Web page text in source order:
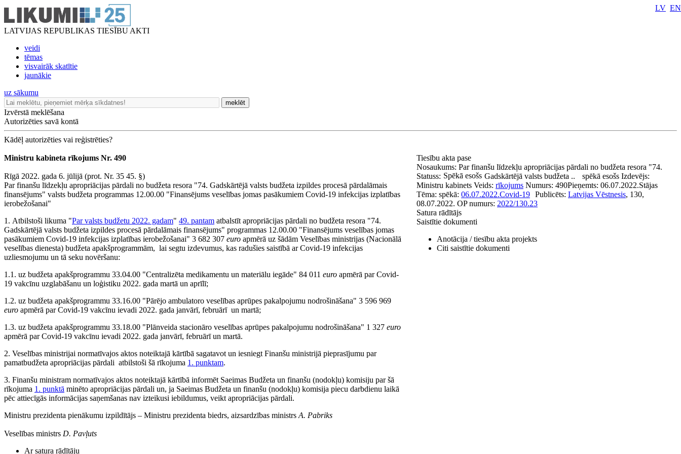
LATVIJAS REPUBLIKAS TIESĪBU AKTI
veidi
tēmas
visvairāk skatītie
jaunākie
LV EN
uz sākumu
meklēt
Izvērstā meklēšana
Autorizēties savā kontā
Kādēļ autorizēties vai reģistrēties?
Ministru kabineta rīkojums Nr. 490
Rīgā 2022. gada 6. jūlijā (prot. Nr. 35 45. §)
Par finanšu līdzekļu apropriācijas pārdali no budžeta resora "74. Gadskārtējā valsts budžeta izpildes procesā pārdalāmais
finansējums" valsts budžeta programmas 12.00.00 "Finansējums veselības jomas pasākumiem Covid-19 infekcijas izplatības
ierobežošanai"
1. Atbilstoši likuma "Par valsts budžetu 2022. gadam" 49. pantam atbalstīt apropriācijas pārdali no budžeta resora "74.
Gadskārtējā valsts budžeta izpildes procesā pārdalāmais finansējums" programmas 12.00.00 "Finansējums veselības jomas
pasākumiem Covid-19 infekcijas izplatības ierobežošanai" 3 682 307 euro apmērā uz šādām Veselības ministrijas (Nacionālā
veselības dienesta) budžeta apakšprogrammām, lai segtu izdevumus, kas radušies saistībā ar Covid-19 infekcijas
uzliesmojumu un tā seku novēršanu:
1.1. uz budžeta apakšprogrammu 33.04.00 "Centralizēta medikamentu un materiālu iegāde" 84 011 euro apmērā par Covid-
19 vakcīnu uzglabāšanu un loģistiku 2022. gada martā un aprīlī;
1.2. uz budžeta apakšprogrammu 33.16.00 "Pārējo ambulatoro veselības aprūpes pakalpojumu nodrošināšana" 3 596 969
euro apmērā par Covid-19 vakcīnu ievadi 2022. gada janvārī, februārī un martā;
1.3. uz budžeta apakšprogrammu 33.18.00 "Plānveida stacionāro veselības aprūpes pakalpojumu nodrošināšana" 1 327 euro
apmērā par Covid-19 vakcīnu ievadi 2022. gada janvārī, februārī un martā.
2. Veselības ministrijai normatīvajos aktos noteiktajā kārtībā sagatavot un iesniegt Finanšu ministrijā pieprasījumu par
pamatbudžeta apropriācijas pārdali atbilstoši šā rīkojuma 1. punktam.
3. Finanšu ministram normatīvajos aktos noteiktajā kārtībā informēt Saeimas Budžeta un finanšu (nodokļu) komisiju par šā
rīkojuma 1. punktā minēto apropriācijas pārdali un, ja Saeimas Budžeta un finanšu (nodokļu) komisija piecu darbdienu laikā
pēc attiecīgās informācijas saņemšanas nav izteikusi iebildumus, veikt apropriācijas pārdali.
Ministru prezidenta pienākumu izpildītājs ‒ Ministru prezidenta biedrs, aizsardzības ministrs A. Pabriks
Veselības ministrs D. Pavļuts
Tiesību akta pase
Nosaukums: Par finanšu līdzekļu apropriācijas pārdali no budžeta resora "74.
Gadskārtējā valsts budžeta ..
Statuss: Spēkā esošs spēkā esošs Izdevējs:
Ministru kabinets Veids: rīkojums Numurs: 490Pieņemts: 06.07.2022.Stājas
spēkā: 06.07.2022.
Tēma: Covid-19 Publicēts: Latvijas Vēstnesis, 130,
08.07.2022. OP numurs: 2022/130.23
Satura rādītājs
Saistītie dokumenti
Anotācija / tiesību akta projekts
Citi saistītie dokumenti
Ar satura rādītāju